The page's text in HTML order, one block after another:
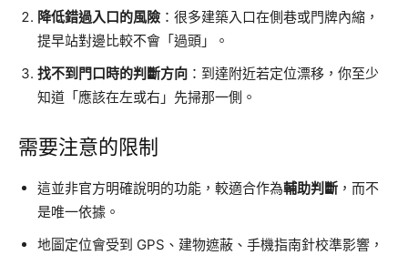
降低錯過入口的風險 ：很多建築入口在側巷或門牌內縮，
提早站對邊比較不會「過頭」。
找不到門口時的判斷方向 ：到達附近若定位漂移，你至少
知道「應該在左或右」先掃那一側。
需要注意的限制
這並非官方明確說明的功能，較適合作為輔助判斷 ，而不
是唯一依據。
地圖定位會受到 GPS、建物遮蔽、手機指南針校準影響，